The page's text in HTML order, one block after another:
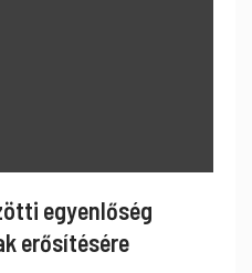
egyenlőség
erősítésére